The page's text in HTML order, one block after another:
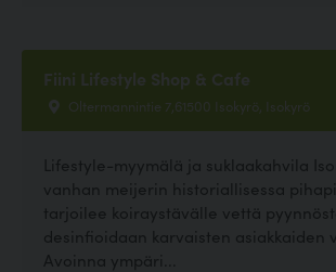
Fiini Lifestyle Shop & Cafe
Oltermannintie 7,61500 Isokyrö, Isokyrö
Lifestyle-myymälä ja suklaakahvila
vanhan meijerin historiallisessa
tarjoilee koiraystävälle vettä
desinfioidaan karvaisten asiakkaiden
Avoinna ympäri...